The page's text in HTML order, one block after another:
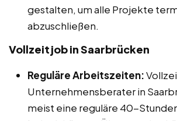
gestalten, um alle Projekte
abzuschließen.
Vollzeitjob in Saarbrücken
Reguläre Arbeitszeiten:
Unternehmensberater in
meist eine reguläre 40-